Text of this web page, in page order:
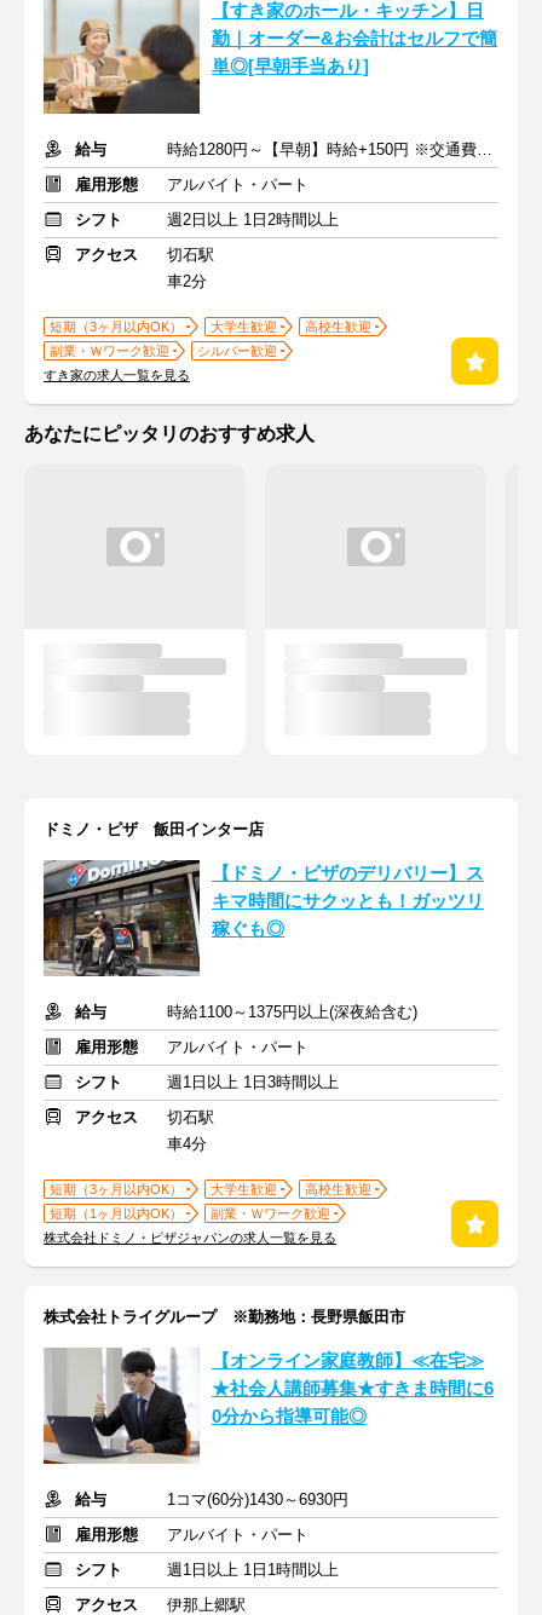
【すき家のホール・キッチン】日
勤｜オーダー&お会計はセルフで簡
単◎[早朝手当あり]
給与
時給1280円～【早朝】時給+150円 ※交通費支給
雇用形態
アルバイト・パート
シフト
週2日以上 1日2時間以上
アクセス
切石駅
車2分
短期（3ヶ月以内OK） 大学生歓迎
高校生歓迎
副業・Ｗワーク歓迎
シルバー歓迎
すき家の求人一覧を見る
あなたにピッタリのおすすめ求人
ドミノ・ピザ 飯田インター店
【ドミノ・ピザのデリバリー】ス
キマ時間にサクッとも！ガッツリ
稼ぐも◎
給与
時給1100～1375円以上(深夜給含む)
雇用形態
アルバイト・パート
シフト
週1日以上 1日3時間以上
アクセス
切石駅
車4分
短期（3ヶ月以内OK） 大学生歓迎
高校生歓迎
短期（1ヶ月以内OK）
副業・Ｗワーク歓迎
株式会社ドミノ・ピザジャパンの求人一覧を見る
株式会社トライグループ ※勤務地：長野県飯田市
【オンライン家庭教師】≪在宅≫
★社会人講師募集★すきま時間に6
0分から指導可能◎
給与
1コマ(60分)1430～6930円
雇用形態
アルバイト・パート
シフト
週1日以上 1日1時間以上
アクセス
伊那上郷駅